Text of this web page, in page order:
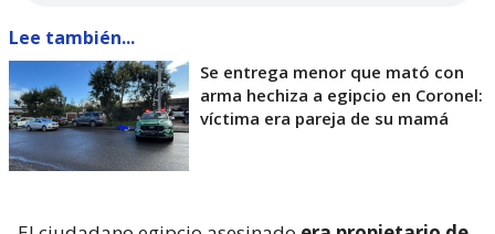
Lee también...
Se entrega menor que mató con
arma hechiza a egipcio en Coronel:
víctima era pareja de su mamá